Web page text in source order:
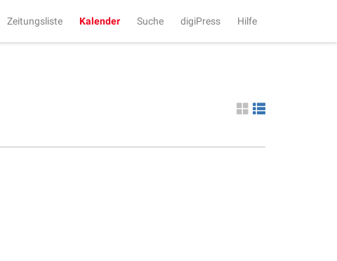
Zeitungsliste Kalender Suche digiPress Hilfe